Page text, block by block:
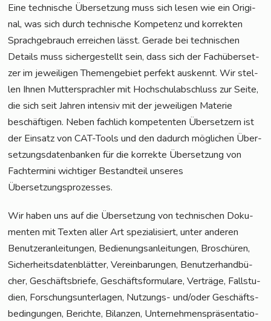
Eine tech­ni­sche Über­set­zung muss sich lesen wie ein Ori­gi­
nal, was sich durch tech­ni­sche Kom­pe­tenz und kor­rek­ten
Sprach­ge­brauch errei­chen lässt. Gera­de bei tech­ni­schen
Details muss sicher­ge­stellt sein, dass sich der Fach­über­set­
zer im jewei­li­gen The­men­ge­biet per­fekt aus­kennt. Wir stel­
len Ihnen Mut­ter­sprach­ler mit Hoch­schul­ab­schluss zur Sei­te,
die sich seit Jah­ren inten­siv mit der jewei­li­gen Mate­rie
beschäf­ti­gen. Neben fach­lich kom­pe­ten­ten Über­set­zern ist
der Ein­satz von CAT-Tools und den dadurch mög­li­chen Über­
set­zungs­da­ten­ban­ken für die kor­rek­te Über­set­zung von
Fach­ter­mi­ni wich­ti­ger Bestand­teil unse­res
Übersetzungsprozesses.
Wir haben uns auf die Über­set­zung von tech­ni­schen Doku­
men­ten mit Tex­ten aller Art spe­zia­li­siert, unter ande­ren
Benut­zer­an­lei­tun­gen, Bedie­nungs­an­lei­tun­gen, Bro­schü­ren,
Sicher­heits­da­ten­blät­ter, Ver­ein­ba­run­gen, Benut­zer­hand­bü­
cher, Geschäfts­brie­fe, Geschäfts­for­mu­la­re, Ver­trä­ge, Fall­stu­
di­en, For­schungs­un­ter­la­gen, Nut­zungs- und/oder Geschäfts­
be­din­gun­gen, Berich­te, Bilan­zen, Unter­neh­mens­prä­sen­ta­tio­